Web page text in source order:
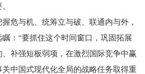
危与机、统筹立与破、联通内与外，
：“要抓住这个时间窗口，巩固拓展
补强短板弱项，在激烈国际竞争中赢
中国式现代化全局的战略任务取得重